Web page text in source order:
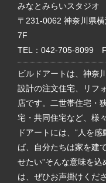
みなとみらいスタジオ
〒231-0062 神奈川県
7F
TEL： 042-705-8099
ビルドアートは、神奈
設計の注文住宅、リフ
店です。二世帯住宅・
宅・共同住宅など、様
ドアートには、“人を
ば、自分たちは家を建
せたい”そんな意味を
は、ぜひお声掛けくださ